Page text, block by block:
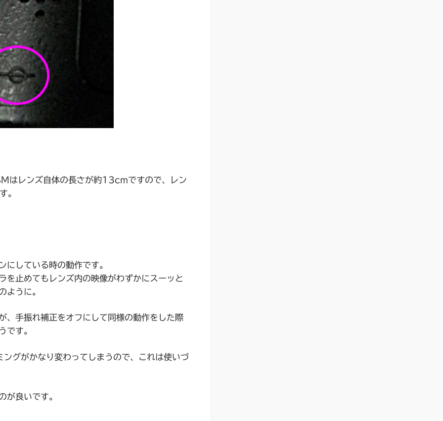
レンズ自体の長さが約13cmですので、レン
。
にしている時の動作です。
を止めてもレンズ内の映像がわずかにスーッと
ように。
、手振れ補正をオフにして同様の動作をした際
です。
グがかなり変わってしまうので、これは使いづ
が良いです。